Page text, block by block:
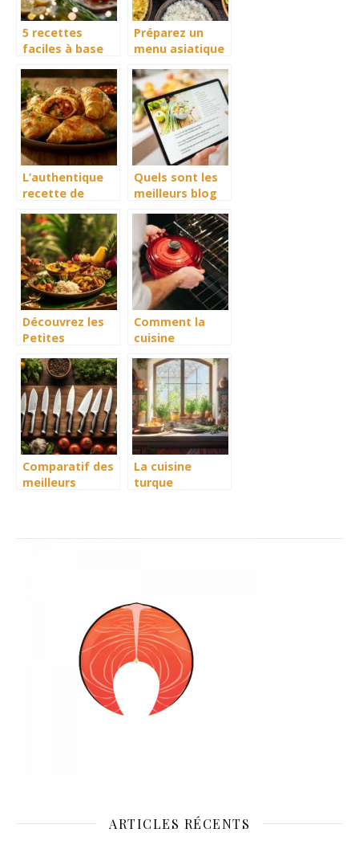
5 recettes
faciles à base
Préparez un
menu asiatique
Nouvel An
Chinois
L’authentique
recette de
comme à
Madagascar
garni de fruits
confits
Quels sont les
meilleurs blog
cuisine ?
Découvrez les
Petites
Épicées de la
Cuisine
Tamoule à
Grignoter
Comment la
cuisine
révèle la
diversité
culturelle du
pays
Comparatif des
meilleurs
La cuisine
turque
ARTICLES RÉCENTS